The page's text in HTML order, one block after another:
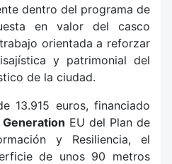
dentro del programa de
en valor del casco
orientada a reforzar
y patrimonial del
de la ciudad.
13.915 euros, financiado
EU del Plan de
y Resiliencia, el
de unos 90 metros